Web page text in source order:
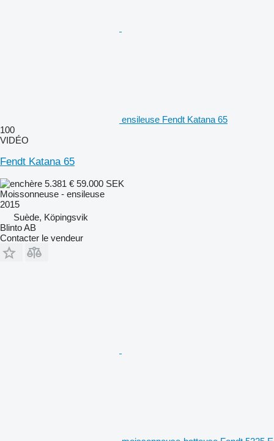
ensileuse Fendt Katana 65
100
VIDÉO
Fendt Katana 65
5.381 € 59.000 SEK
Moissonneuse - ensileuse
2015
Suède, Köpingsvik
Blinto AB
Contacter le vendeur